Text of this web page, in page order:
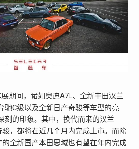
期间，诸如奥迪A7L、全新丰田汉兰
驰C级以及全新日产奇骏等车型的亮
刻的印象。其中，换代而来的汉兰
，都将在近几个月内完成上市。而除
的全新国产本田思域也有望在年内完成